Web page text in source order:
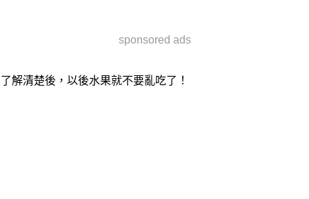
sponsored ads
了解清楚後，以後水果就不要亂吃了！